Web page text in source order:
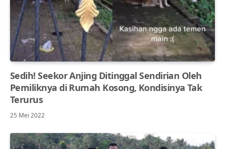
Sedih! Seekor Anjing Ditinggal Sendirian Oleh
Pemiliknya di Rumah Kosong, Kondisinya Tak
Terurus
25 Mei 2022